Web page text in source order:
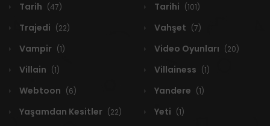
Tarih (47) Tarihi (101)
Trajedi (22) Vahşet (7)
Vampir (1) Video Oyunları (20)
Villain (1) Villainess (1)
Webtoon (6) Yandere (1)
Yaşamdan Kesitler (22) Yeti (1)